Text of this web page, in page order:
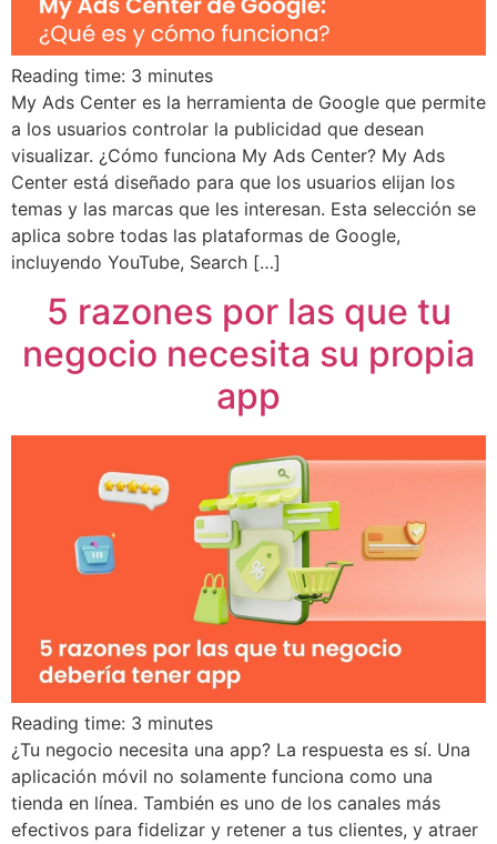
Reading time: 3 minutes
My Ads Center es la herramienta de Google que permite
a los usuarios controlar la publicidad que desean
visualizar. ¿Cómo funciona My Ads Center? My Ads
Center está diseñado para que los usuarios elijan los
temas y las marcas que les interesan. Esta selección se
aplica sobre todas las plataformas de Google,
incluyendo YouTube, Search […]
5 razones por las que tu
negocio necesita su propia
app
Reading time: 3 minutes
¿Tu negocio necesita una app? La respuesta es sí. Una
aplicación móvil no solamente funciona como una
tienda en línea. También es uno de los canales más
efectivos para fidelizar y retener a tus clientes, y atraer